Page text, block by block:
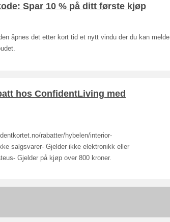
Spar 10 % på ditt første kjøp
åpnes det etter kort tid et nytt vindu der du kan melde
hos ConfidentLiving med
rabatter/hybelen/interior-
salgsvarer- Gjelder ikke elektronikk eller
Gjelder på kjøp over 800 kroner.